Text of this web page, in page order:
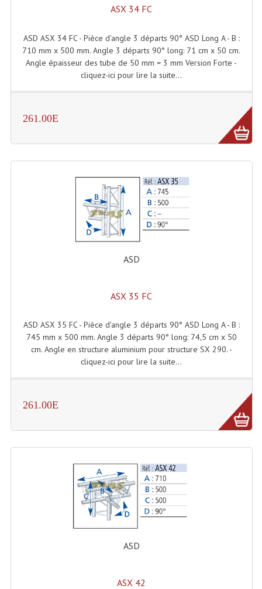
ASX 34 FC
ASD ASX 34 FC - Pièce d'angle 3 départs 90° ASD Long A - B :
710 mm x 500 mm. Angle 3 départs 90° long: 71 cm x 50 cm.
Angle épaisseur des tube de 50 mm = 3 mm Version Forte -
cliquez-ici pour lire la suite...
261.00E
ASD
ASX 35 FC
ASD ASX 35 FC - Pièce d'angle 3 départs 90° ASD Long A - B :
745 mm x 500 mm. Angle 3 départs 90° long: 74,5 cm x 50
cm. Angle en structure aluminium pour structure SX 290. -
cliquez-ici pour lire la suite...
261.00E
ASD
ASX 42